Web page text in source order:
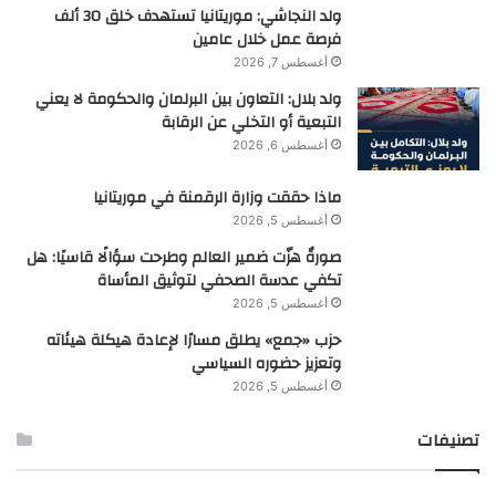
ولد النجاشي: موريتانيا تستهدف خلق 30 ألف
فرصة عمل خلال عامين
أغسطس 7, 2026
ولد بلال: التعاون بين البرلمان والحكومة لا يعني
التبعية أو التخلي عن الرقابة
أغسطس 6, 2026
ماذا حققت وزارة الرقمنة في موريتانيا
أغسطس 5, 2026
صورةٌ هزّت ضمير العالم وطرحت سؤالًا قاسيًا: هل
تكفي عدسة الصحفي لتوثيق المأساة
أغسطس 5, 2026
حزب «جمع» يطلق مسارًا لإعادة هيكلة هيئاته
وتعزيز حضوره السياسي
أغسطس 5, 2026
تصنيفات